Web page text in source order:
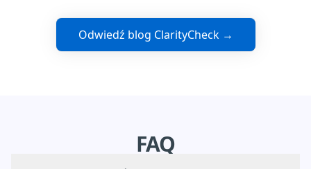
Odwiedź blog ClarityCheck →
FAQ